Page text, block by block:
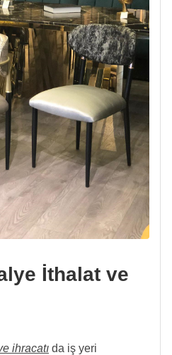
İthalat ve
ihracatı da iş yeri